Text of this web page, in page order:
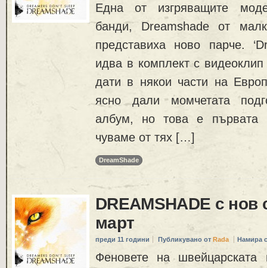
Една от изгряващите
банди, Dreamshade от
представиха ново парче.
идва в комплект с
дати в някои части на
ясно дали момчетата
албум, но това е първата
чуваме от тях […]
DreamShade
DREAMSHADE с нов
март
преди 11 години Публикувано от Rada Намира
Феновете на